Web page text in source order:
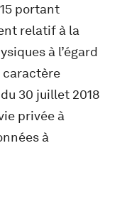
portant
relatif à la
à l’égard
caractère
30 juillet 2018
privée à
à